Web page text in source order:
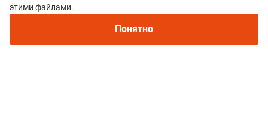
этими файлами.
Понятно